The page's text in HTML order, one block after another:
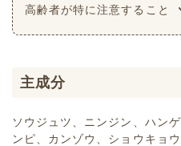
高齢者が特に注意すること
主成分
ソウジュツ、ニンジン、ハン
ンピ、カンゾウ、ショウキョウ